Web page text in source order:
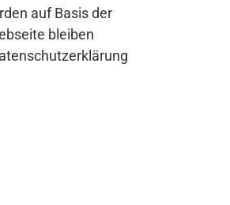
auf Basis der
bleiben